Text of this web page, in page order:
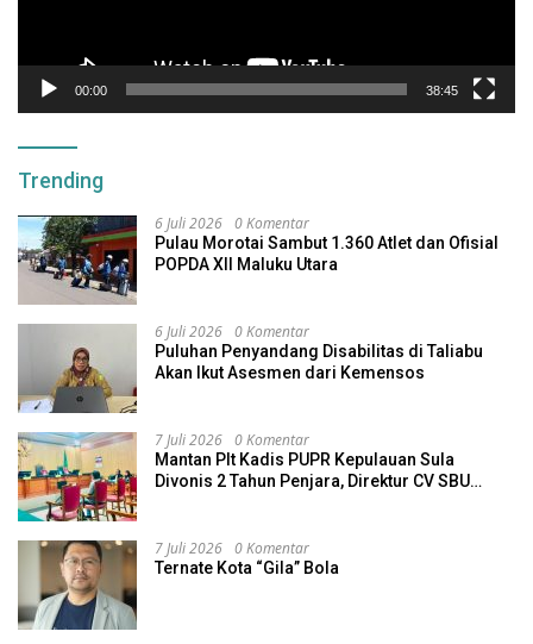
00:00 38:45
Trending
6 Juli 2026 0 Komentar
Pulau Morotai Sambut 1.360 Atlet dan Ofisial
POPDA XII Maluku Utara
6 Juli 2026 0 Komentar
Puluhan Penyandang Disabilitas di Taliabu
Akan Ikut Asesmen dari Kemensos
7 Juli 2026 0 Komentar
Mantan Plt Kadis PUPR Kepulauan Sula
Divonis 2 Tahun Penjara, Direktur CV SBU
7 Juli 2026 0 Komentar
Ternate Kota “Gila” Bola